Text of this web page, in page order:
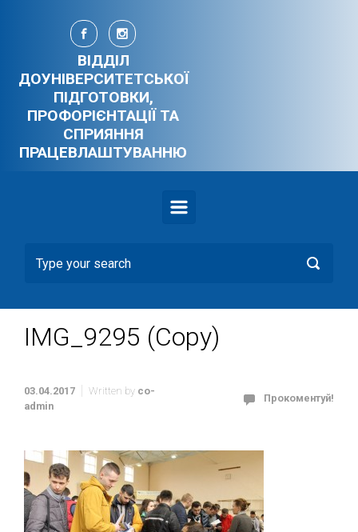
Skip to main content
ВІДДІЛ
ДОУНІВЕРСИТЕТСЬКОЇ
ПІДГОТОВКИ,
ПРОФОРІЄНТАЦІЇ ТА
СПРИЯННЯ
ПРАЦЕВЛАШТУВАННЮ
IMG_9295 (Copy)
03.04.2017 Written by co-
admin
Прокоментуй!